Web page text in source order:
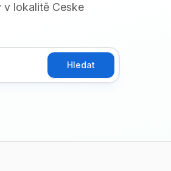
v lokalitě Ceske
Hledat